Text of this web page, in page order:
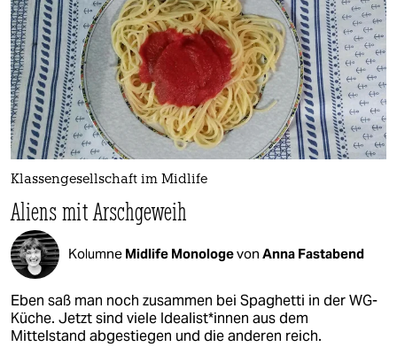
Klassengesellschaft im Midlife
Aliens mit Arschgeweih
Kolumne Midlife Monologevon Anna Fastabend
Eben saß man noch zusammen bei Spaghetti in der WG-
Küche. Jetzt sind viele Idea­lis­t*in­nen aus dem
Mittelstand abgestiegen und die anderen reich.